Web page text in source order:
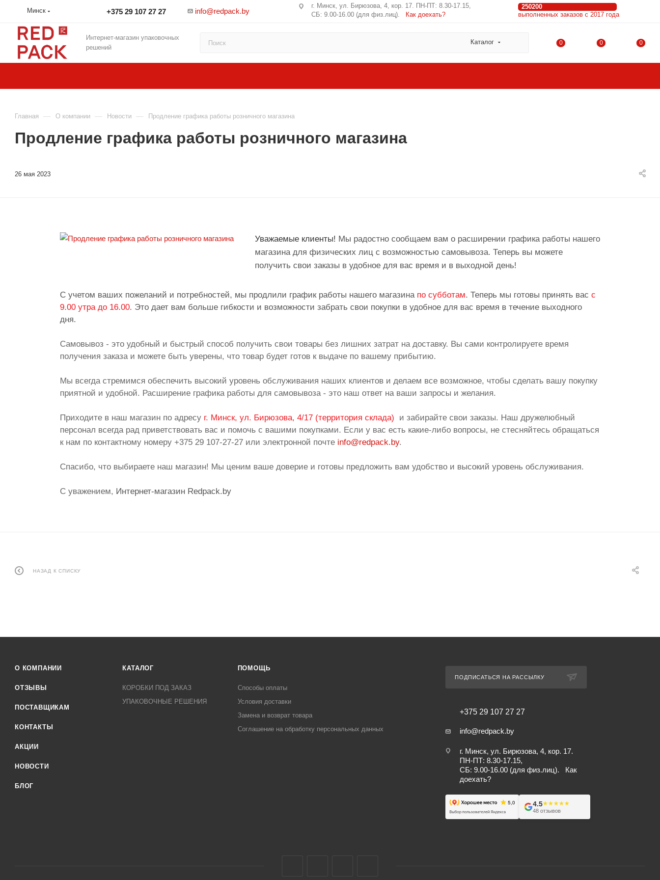
Минск +375 29 107 27 27 info@redpack.by
г. Минск, ул. Бирюзова, 4, кор. 17. ПН-ПТ: 8.30-17.15,
СБ: 9.00-16.00 (для физ.лиц). Как доехать?
250200
выполненных заказов с 2017 года
Интернет-магазин упаковочных
решений
Каталог 0 0 0
Главная — О компании — Новости — Продление графика работы розничного магазина
Продление графика работы розничного магазина
26 мая 2023
Уважаемые клиенты! Мы радостно сообщаем вам о расширении графика работы нашего
магазина для физических лиц с возможностью самовывоза. Теперь вы можете
получить свои заказы в удобное для вас время и в выходной день!
С учетом ваших пожеланий и потребностей, мы продлили график работы нашего магазина по субботам. Теперь мы готовы принять вас с
9.00 утра до 16.00. Это дает вам больше гибкости и возможности забрать свои покупки в удобное для вас время в течение выходного
дня.
Самовывоз - это удобный и быстрый способ получить свои товары без лишних затрат на доставку. Вы сами контролируете время
получения заказа и можете быть уверены, что товар будет готов к выдаче по вашему прибытию.
Мы всегда стремимся обеспечить высокий уровень обслуживания наших клиентов и делаем все возможное, чтобы сделать вашу покупку
приятной и удобной. Расширение графика работы для самовывоза - это наш ответ на ваши запросы и желания.
Приходите в наш магазин по адресу г. Минск, ул. Бирюзова, 4/17 (территория склада) и забирайте свои заказы. Наш дружелюбный
персонал всегда рад приветствовать вас и помочь с вашими покупками. Если у вас есть какие-либо вопросы, не стесняйтесь обращаться
к нам по контактному номеру +375 29 107-27-27 или электронной почте info@redpack.by.
Спасибо, что выбираете наш магазин! Мы ценим ваше доверие и готовы предложить вам удобство и высокий уровень обслуживания.
С уважением, Интернет-магазин Redpack.by
НАЗАД К СПИСКУ
О КОМПАНИИ
ОТЗЫВЫ
ПОСТАВЩИКАМ
КОНТАКТЫ
АКЦИИ
НОВОСТИ
БЛОГ
КАТАЛОГ
КОРОБКИ ПОД ЗАКАЗ
УПАКОВОЧНЫЕ РЕШЕНИЯ
ПОМОЩЬ
Способы оплаты
Условия доставки
Замена и возврат товара
Соглашение на обработку персональных данных
ПОДПИСАТЬСЯ НА РАССЫЛКУ
+375 29 107 27 27
info@redpack.by
г. Минск, ул. Бирюзова, 4, кор. 17.
ПН-ПТ: 8.30-17.15,
СБ: 9.00-16.00 (для физ.лиц). Как
доехать?
4.5★★★★★
★★★★★
48 отзывов